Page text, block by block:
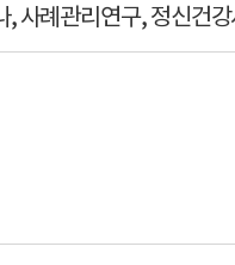
사례관리연구, 정신건